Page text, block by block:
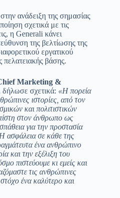
ανάδειξη της σημασίας
σχετικά με τις
η Generali κάνει
της βελτίωσης της
εργατικού
πελατειακής βάσης.
Marketing &
δήλωσε σχετικά: «Η πορεία
ιστορίες, από τον
και πολιτιστικών
στον άνθρωπο ως
για την προστασία
ασφάλεια σε κάθε της
ένα ανθρώπινο
και την εξέλιξη του
πιστεύουμε κι εμείς και
τις ανθρώπινες
ένα καλύτερο και